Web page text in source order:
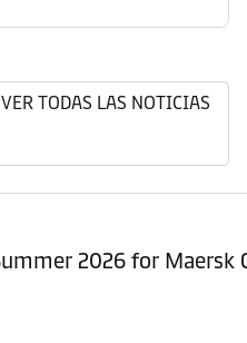
VER TODAS LAS NOTICIAS
Opening hours